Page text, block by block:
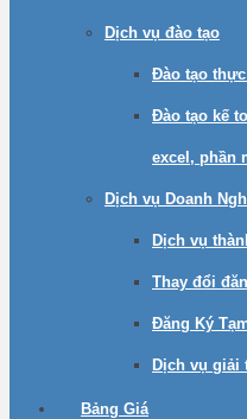
Dịch vụ đào tạo
Đào tạo
Đào tạo kế
excel, phần
Dịch vụ Doanh
Dịch vụ
Thay đổi
Đăng Ký
Dịch vụ giải
Bảng Giá